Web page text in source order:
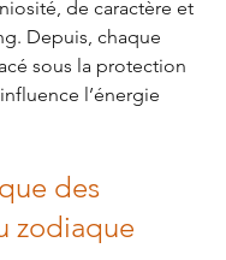
de caractère et
Depuis, chaque
sous la protection
l’énergie
des
zodiaque